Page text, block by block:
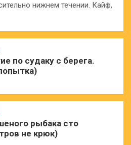
нижнем течении. Кайф,
по судаку с берега.
рыбака сто
не крюк)